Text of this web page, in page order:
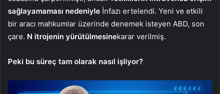
sağlayamaması nedeniyle İnfazı ertelendi. Yeni ve etkili
bir aracı mahkumlar üzerinde denemek isteyen ABD, son
çare. N itrojenin yürütülmesinekarar verilmiş.
Peki bu süreç tam olarak nasıl işliyor?